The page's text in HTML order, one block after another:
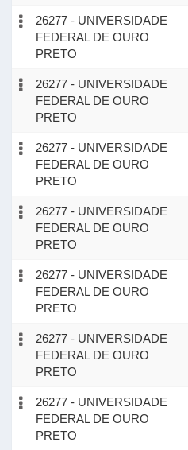
26277 - UNIVERSIDADE
FEDERAL DE OURO
PRETO
26277 - UNIVERSIDADE
FEDERAL DE OURO
PRETO
26277 - UNIVERSIDADE
FEDERAL DE OURO
PRETO
26277 - UNIVERSIDADE
FEDERAL DE OURO
PRETO
26277 - UNIVERSIDADE
FEDERAL DE OURO
PRETO
26277 - UNIVERSIDADE
FEDERAL DE OURO
PRETO
26277 - UNIVERSIDADE
FEDERAL DE OURO
PRETO